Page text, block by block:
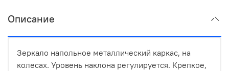
Описание
Зеркало напольное металлический каркас, на
колесах. Уровень наклона регулируется. Крепкое,